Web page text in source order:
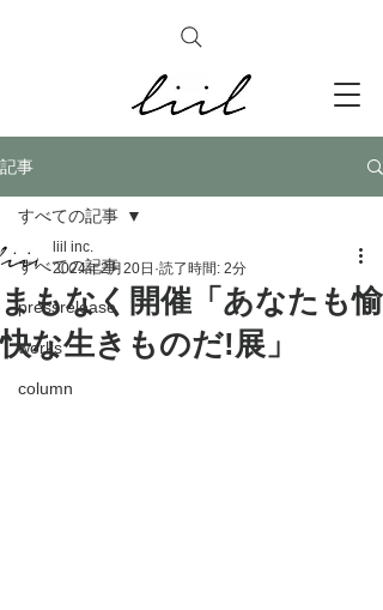
記事
すべての記事
pressrelease
works
column
すべての記事
まもなく開催「あなたも愉
快な生きものだ!展」
liil inc.
2024年2月20日 読了時間: 2分